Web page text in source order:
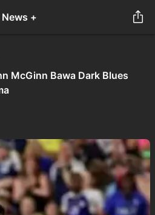
News +
McGinn Bawa Dark Blues